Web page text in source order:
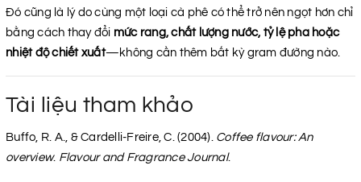
Đó cũng là lý do cùng một loại cà phê có thể trở nên ngọt hơn chỉ
bằng cách thay đổi mức rang, chất lượng nước, tỷ lệ pha hoặc
nhiệt độ chiết xuất—không cần thêm bất kỳ gram đường nào.
Tài liệu tham khảo
Buffo, R. A., & Cardelli-Freire, C. (2004). Coffee flavour: An
overview. Flavour and Fragrance Journal.